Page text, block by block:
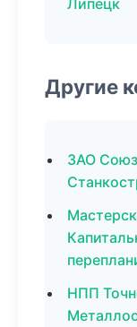
Липецк
Другие
ЗАО
НПП